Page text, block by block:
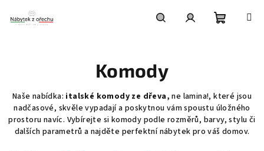
obsah
Komody
Naše nabídka: italské komody ze dřeva,ne lamina!, které jsou
nadčasové, skvěle vypadají a poskytnou vám spoustu úložného
prostoru navíc. Vybírejte si komody podle rozměrů, barvy, stylu či
dalších parametrů a najděte perfektní nábytek pro váš domov.